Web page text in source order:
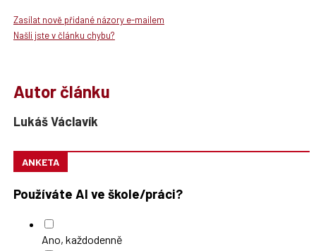
Zasílat nově přidané názory e-mailem
Našli jste v článku chybu?
Autor článku
Lukáš Václavík
ANKETA
Používáte AI ve škole/práci?
Ano, každodenně